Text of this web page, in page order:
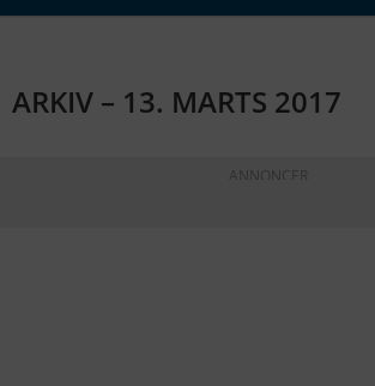
ARKIV – 13. MARTS 2017
ANNONCER